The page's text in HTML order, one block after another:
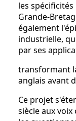
les
Grande-
également
industrielle,
par ses
transformant
anglais avant
Ce projet
siècle aux